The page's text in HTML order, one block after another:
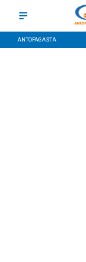
ANTOFAGASTA